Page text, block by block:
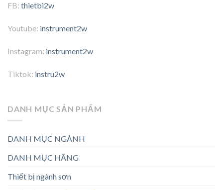
FB: thietbi2w
Youtube: instrument2w
Instagram: instrument2w
Tiktok: instru2w
DANH MỤC SẢN PHẨM
DANH MỤC NGÀNH
DANH MỤC HÃNG
Thiết bị ngành sơn